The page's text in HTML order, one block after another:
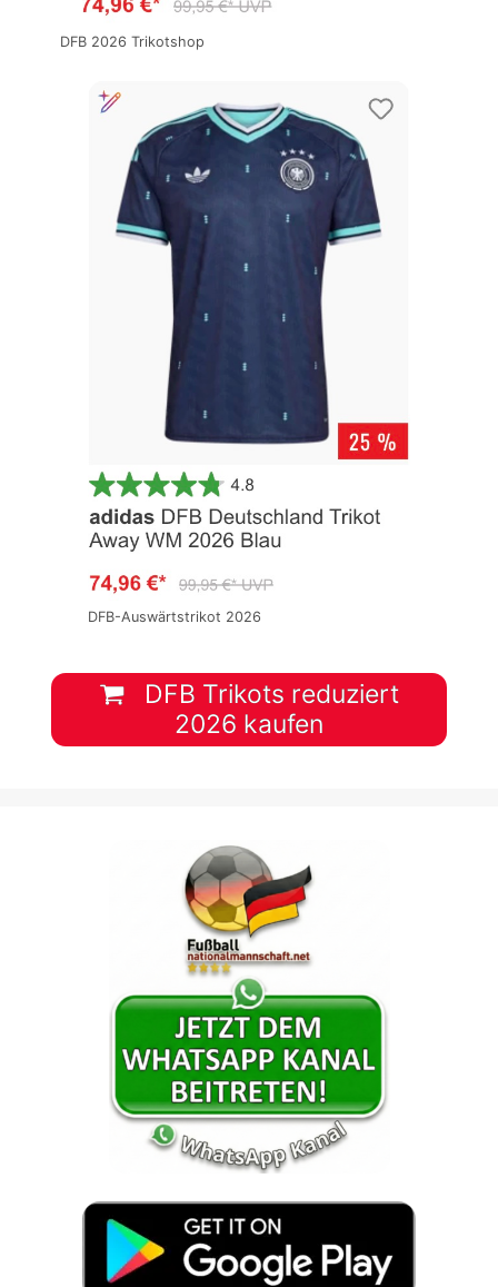
DFB 2026 Trikotshop
DFB-Auswärtstrikot 2026
DFB Trikots reduziert
2026 kaufen